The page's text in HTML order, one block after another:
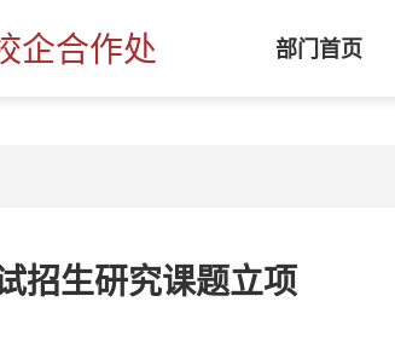
企合作处 部门首页
招生研究课题立项